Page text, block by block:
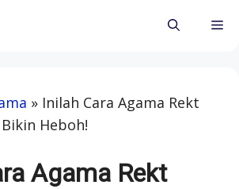
» Inilah Cara Agama Rekt
Heboh!
Agama Rekt